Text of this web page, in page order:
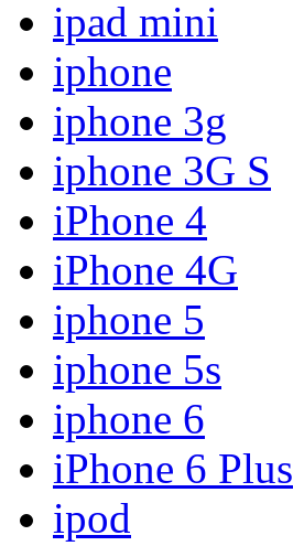
ipad mini
iphone
iphone 3g
iphone 3G S
iPhone 4
iPhone 4G
iphone 5
iphone 5s
iphone 6
iPhone 6 Plus
ipod